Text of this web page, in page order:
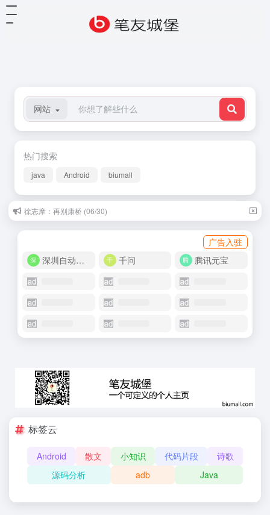
网站
热门搜索
java Android biumall
徐志摩：再别康桥 (06/30)
广告入驻
深圳自动化商城
千问 腾讯元宝
标签云
Android 散文 小知识 代码片段
诗歌
源码分析
adb Java